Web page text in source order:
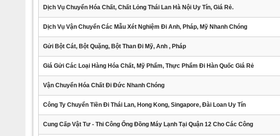
Dịch Vụ Chuyển Hóa Chất, Chất Lỏng Thái Lan Hà Nội Uy Tín, Giá Rẻ.
Dịch Vụ Vận Chuyển Các Mẫu Xét Nghiệm Đi Anh, Pháp, Mỹ Nhanh Chóng
Gửi Bột Cát, Bột Quặng, Bột Than Đi Mỹ, Anh , Pháp
Giá Gửi Các Loại Hàng Hóa Chất, Mỹ Phẩm, Thực Phẩm Đi Hàn Quốc Giá Rẻ
Vận Chuyển Hóa Chất Đi Đức Nhanh Chóng
Công Ty Chuyển Tiền Đi Thái Lan, Hong Kong, Singapore, Đài Loan Uy Tín
Cung Cấp Vật Tư - Thi Công Ống Đồng Máy Lạnh Tại Quận 12 Cho Các Công